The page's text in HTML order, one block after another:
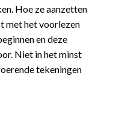
Hoe ze aanzetten
met het voorlezen
en deze
Niet in het minst
tekeningen